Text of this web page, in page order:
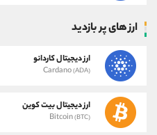
ارز های پر بازدید
ارز دیجیتال کاردانو
Cardano(ADA)
ارز دیجیتال بیت کوین
Bitcoin(BTC)